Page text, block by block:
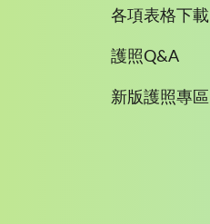
各項表格下載
護照Q&A
新版護照專區